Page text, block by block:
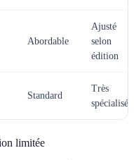
Abordable
Ajusté
selon
édition
Standard
Très
spécialisé
limitée